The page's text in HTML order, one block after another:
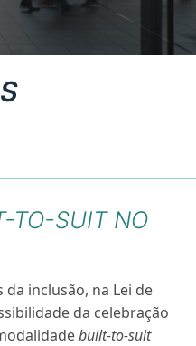
TO-SUIT NO
da inclusão, na Lei de
da celebração
built-to-suit